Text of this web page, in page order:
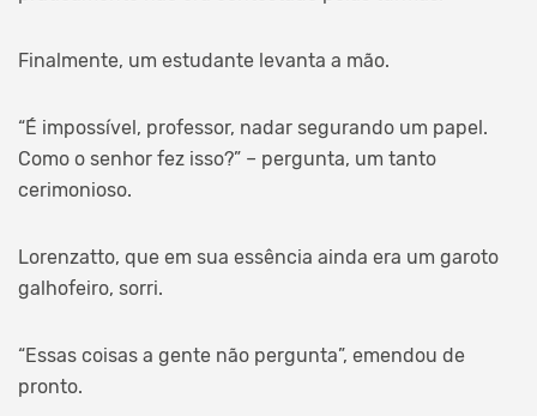
Finalmente, um estudante levanta a mão.
“É impossível, professor, nadar segurando um papel.
Como o senhor fez isso?” – pergunta, um tanto
cerimonioso.
Lorenzatto, que em sua essência ainda era um garoto
galhofeiro, sorri.
“Essas coisas a gente não pergunta”, emendou de
pronto.